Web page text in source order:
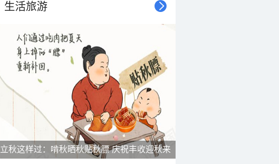
生活旅游
立秋这样过：啃秋晒秋贴秋膘 庆祝丰收迎秋来